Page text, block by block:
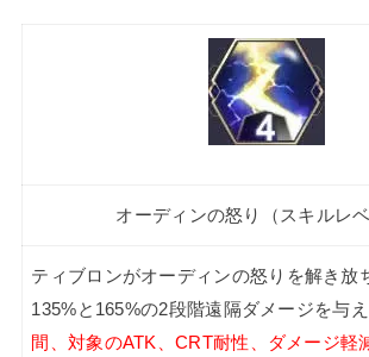
オーディンの怒り（スキルレベ
ティブロンがオーディンの怒りを解き放
135%と165%の2段階遠隔ダメージを与え
間、対象のATK、CRT耐性、ダメージ軽